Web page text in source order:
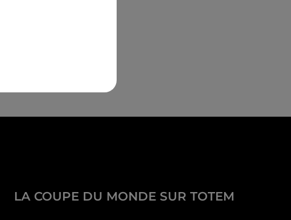
LA COUPE DU MONDE SUR TOTEM